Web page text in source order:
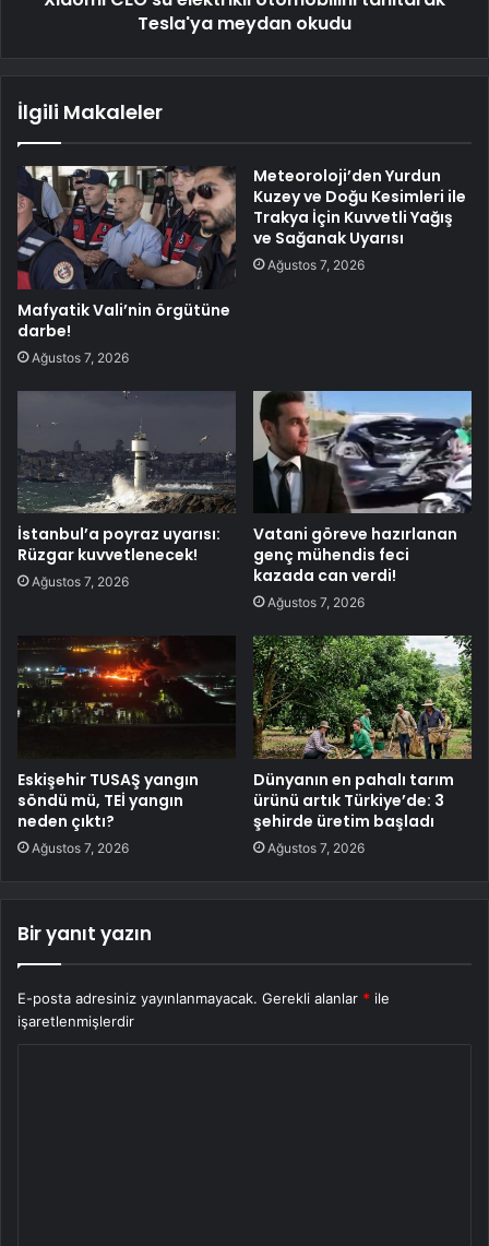
Tesla'ya meydan okudu
İlgili Makaleler
Mafyatik Vali’nin örgütüne
darbe!
Ağustos 7, 2026
Meteoroloji’den Yurdun
Kuzey ve Doğu Kesimleri ile
Trakya İçin Kuvvetli Yağış
ve Sağanak Uyarısı
Ağustos 7, 2026
İstanbul’a poyraz uyarısı:
Rüzgar kuvvetlenecek!
Ağustos 7, 2026
Vatani göreve hazırlanan
genç mühendis feci
kazada can verdi!
Ağustos 7, 2026
Eskişehir TUSAŞ yangın
söndü mü, TEİ yangın
neden çıktı?
Ağustos 7, 2026
Dünyanın en pahalı tarım
ürünü artık Türkiye’de: 3
şehirde üretim başladı
Ağustos 7, 2026
Bir yanıt yazın
E-posta adresiniz yayınlanmayacak. Gerekli alanlar * ile
işaretlenmişlerdir